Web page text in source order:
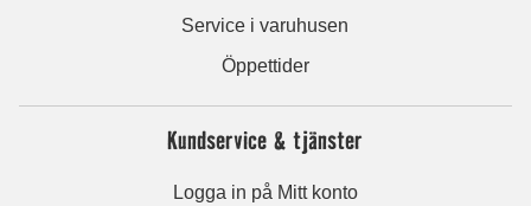
Service i varuhusen
Öppettider
Kundservice & tjänster
Logga in på Mitt konto